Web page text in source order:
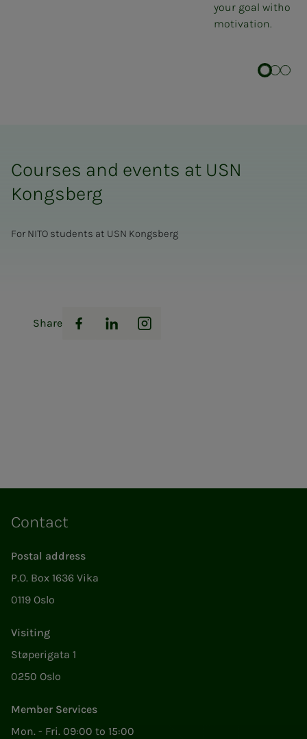
your goal without
motivation.
Courses and events at USN
Kongsberg
For NITO students at USN Kongsberg
Share
Facebook
LinkedInInstagram
Contact
Postal address
P.O. Box 1636 Vika
0119 Oslo
Visiting
Støperigata 1
0250 Oslo
Member Services
Mon. - Fri. 09:00 to 15:00